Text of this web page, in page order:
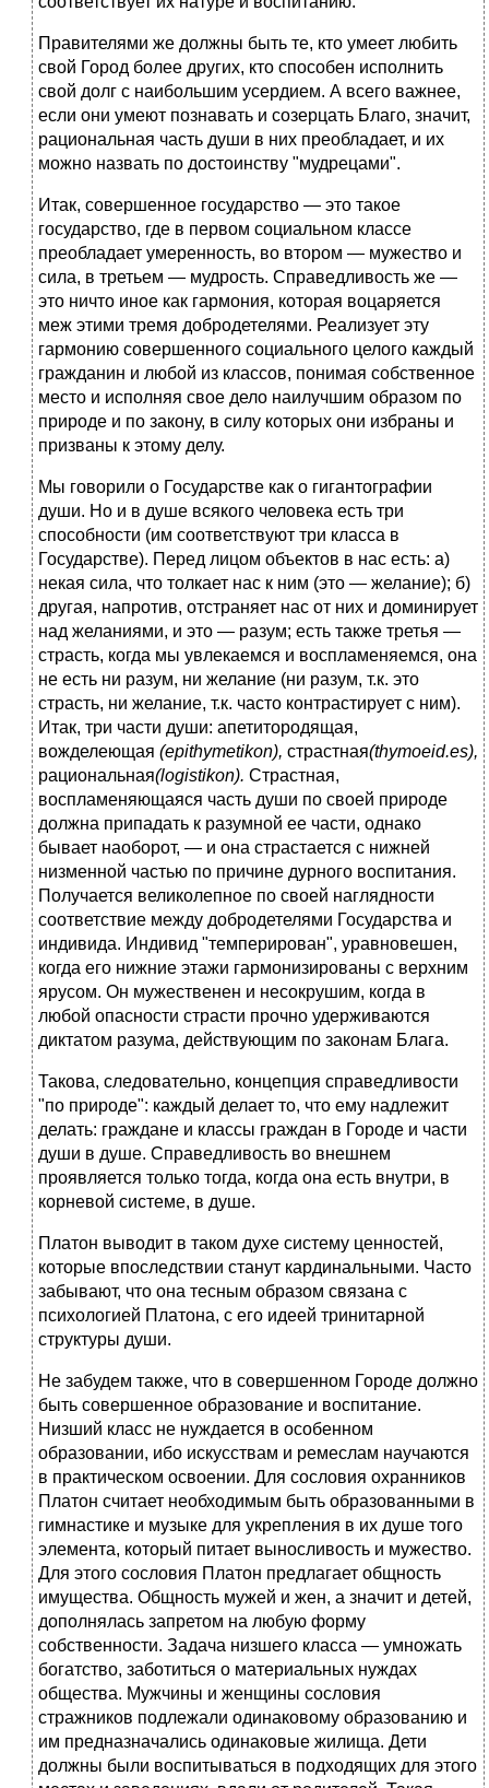
Правителями же должны быть те, кто умеет любить
свой Город более других, кто способен исполнить
свой долг с наибольшим усердием. А всего важнее,
если они умеют познавать и созерцать Благо, значит,
рациональная часть души в них преобладает, и их
можно назвать по достоинству "мудрецами".
Итак, совершенное государство — это такое
государство, где в первом социальном классе
преобладает умеренность, во втором — мужество и
сила, в третьем — мудрость. Справедливость же —
это ничто иное как гармония, которая воцаряется
меж этими тремя добродетелями. Реализует эту
гармонию совершенного социального целого каждый
гражданин и любой из классов, понимая собственное
место и исполняя свое дело наилучшим образом по
природе и по закону, в силу которых они избраны и
призваны к этому делу.
Мы говорили о Государстве как о гигантографии
души. Но и в душе всякого человека есть три
способности (им соответствуют три класса в
Государстве). Перед лицом объектов в нас есть: а)
некая сила, что толкает нас к ним (это — желание); б)
другая, напротив, отстраняет нас от них и доминирует
над желаниями, и это — разум; есть также третья —
страсть, когда мы увлекаемся и воспламеняемся, она
не есть ни разум, ни желание (ни разум, т.к. это
страсть, ни желание, т.к. часто контрастирует с ним).
Итак, три части души: апетитородящая,
вожделеющая (epithymetikon), страстная(thymoeid.es),
рациональная(logistikon). Страстная,
воспламеняющаяся часть души по своей природе
должна припадать к разумной ее части, однако
бывает наоборот, — и она страстается с нижней
низменной частью по причине дурного воспитания.
Получается великолепное по своей наглядности
соответствие между добродетелями Государства и
индивида. Индивид "темперирован", уравновешен,
когда его нижние этажи гармонизированы с верхним
ярусом. Он мужественен и несокрушим, когда в
любой опасности страсти прочно удерживаются
диктатом разума, действующим по законам Блага.
Такова, следовательно, концепция справедливости
"по природе": каждый делает то, что ему надлежит
делать: граждане и классы граждан в Городе и части
души в душе. Справедливость во внешнем
проявляется только тогда, когда она есть внутри, в
корневой системе, в душе.
Платон выводит в таком духе систему ценностей,
которые впоследствии станут кардинальными. Часто
забывают, что она тесным образом связана с
психологией Платона, с его идеей тринитарной
структуры души.
Не забудем также, что в совершенном Городе должно
быть совершенное образование и воспитание.
Низший класс не нуждается в особенном
образовании, ибо искусствам и ремеслам научаются
в практическом освоении. Для сословия охранников
Платон считает необходимым быть образованными в
гимнастике и музыке для укрепления в их душе того
элемента, который питает выносливость и мужество.
Для этого сословия Платон предлагает общность
имущества. Общность мужей и жен, а значит и детей,
дополнялась запретом на любую форму
собственности. Задача низшего класса — умножать
богатство, заботиться о материальных нуждах
общества. Мужчины и женщины сословия
стражников подлежали одинаковому образованию и
им предназначались одинаковые жилища. Дети
должны были воспитываться в подходящих для этого